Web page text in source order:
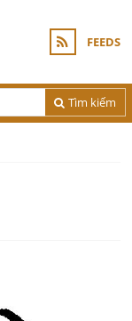
FEEDS
Tìm kiếm